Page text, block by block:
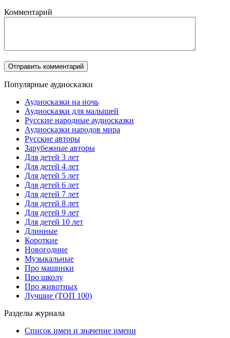
Комментарий
Популярные аудиосказки
Аудиосказки на ночь
Аудиосказки для малышей
Русские народные аудиосказки
Аудиосказки народов мира
Русские авторы
Зарубежные авторы
Для детей 3 лет
Для детей 4 лет
Для детей 5 лет
Для детей 6 лет
Для детей 7 лет
Для детей 8 лет
Для детей 9 лет
Для детей 10 лет
Длинные
Короткие
Новогодние
Музыкальные
Про машинки
Про школу
Про животных
Лучшие (ТОП 100)
Разделы журнала
Список имен и значение имени